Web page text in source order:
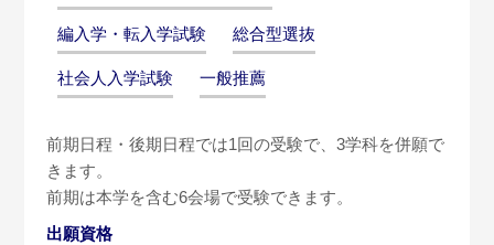
編入学・転入学試験 総合型選抜
社会人入学試験 一般推薦
前期日程・後期日程では1回の受験で、3学科を併願で
きます。
前期は本学を含む6会場で受験できます。
出願資格